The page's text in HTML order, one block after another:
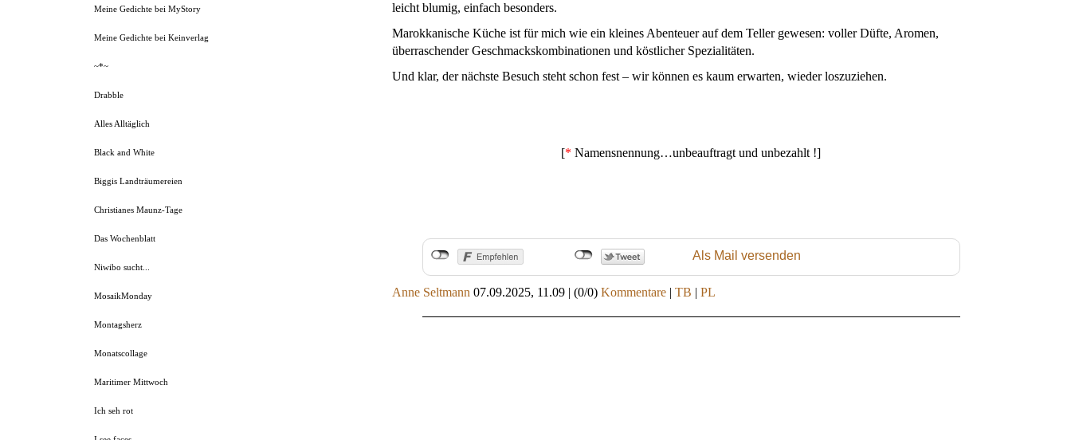
leicht blumig, einfach besonders.
Marokkanische Küche ist für mich wie ein kleines Abenteuer auf dem Teller gewesen: voller Düfte, Aromen,
überraschender Geschmackskombinationen und köstlicher Spezialitäten.
Und klar, der nächste Besuch steht schon fest – wir können es kaum erwarten, wieder loszuziehen.
[* Namensnennung…unbeauftragt und unbezahlt !]
Als Mail versenden
Anne Seltmann 07.09.2025, 11.09 | (0/0) Kommentare | TB | PL
Meine Gedichte bei MyStory
Meine Gedichte bei Keinverlag
~*~
Drabble
Alles Alltäglich
Black and White
Biggis Landträumereien
Christianes Maunz-Tage
Das Wochenblatt
Niwibo sucht...
MosaikMonday
Montagsherz
Monatscollage
Maritimer Mittwoch
Ich seh rot